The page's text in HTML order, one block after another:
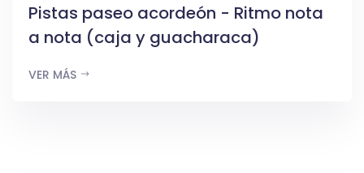
Pistas paseo acordeón - Ritmo nota
a nota (caja y guacharaca)
VER MÁS